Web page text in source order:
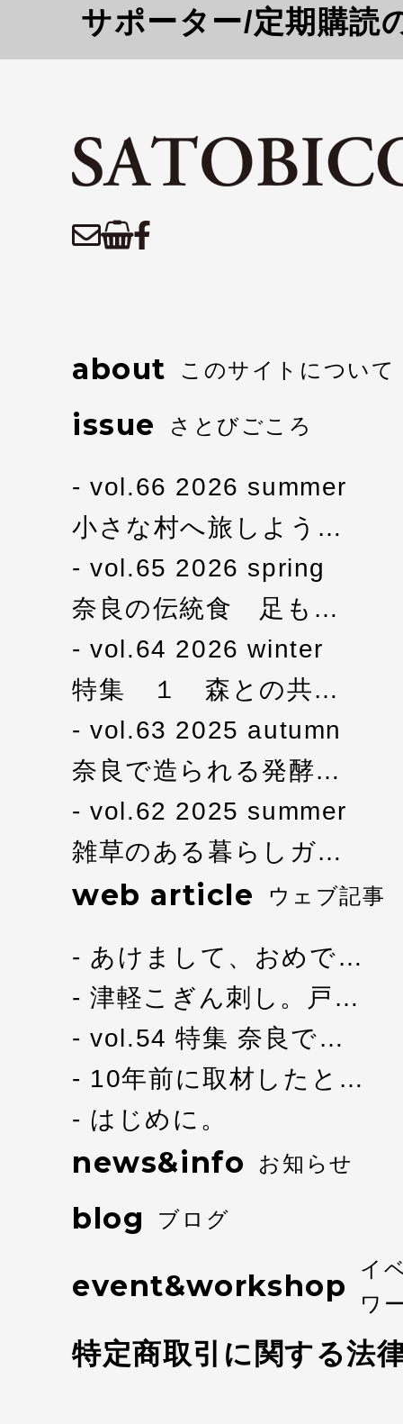
サポーター/定期購読
about このサイトについて
issue さとびごころ
vol.66 2026 summer
小さな村へ旅しよう…
vol.65 2026 spring
奈良の伝統食 足も…
vol.64 2026 winter
特集 １ 森との共…
vol.63 2025 autumn
奈良で造られる発酵…
vol.62 2025 summer
雑草のある暮らしガ…
web article ウェブ記事
あけまして、おめで…
津軽こぎん刺し。戸…
vol.54 特集 奈良で…
10年前に取材したと…
はじめに。
news&info お知らせ
blog ブログ
event&workshop
イ
ワ
特定商取引に関する法